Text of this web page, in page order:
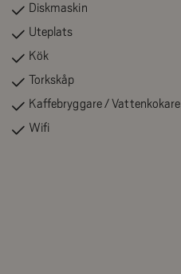
Diskmaskin
Uteplats
Kök
Torkskåp
Kaffebryggare / Vattenkokare
Wifi